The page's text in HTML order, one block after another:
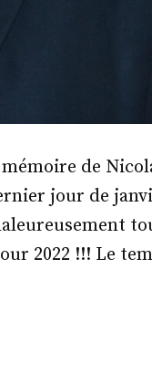
de
jour de
2022 !!! Le